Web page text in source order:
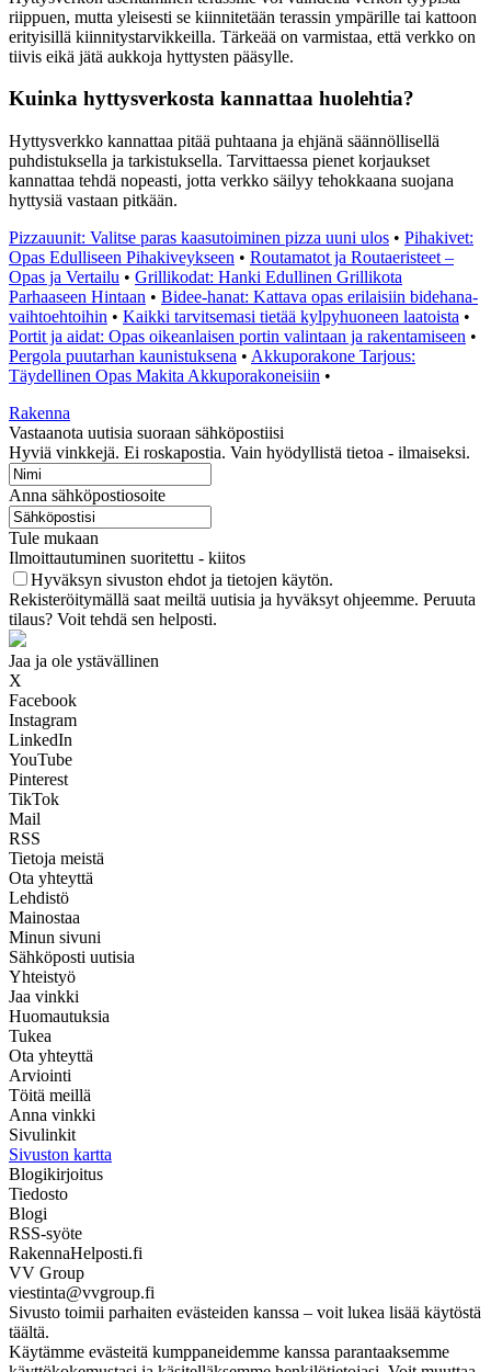
riippuen, mutta yleisesti se kiinnitetään terassin ympärille tai kattoon
erityisillä kiinnitystarvikkeilla. Tärkeää on varmistaa, että verkko on
tiivis eikä jätä aukkoja hyttysten pääsylle.
Kuinka hyttysverkosta kannattaa huolehtia?
Hyttysverkko kannattaa pitää puhtaana ja ehjänä säännöllisellä
puhdistuksella ja tarkistuksella. Tarvittaessa pienet korjaukset
kannattaa tehdä nopeasti, jotta verkko säilyy tehokkaana suojana
hyttysiä vastaan pitkään.
Pizzauunit: Valitse paras kaasutoiminen pizza uuni ulos • Pihakivet:
Opas Edulliseen Pihakiveykseen • Routamatot ja Routaeristeet –
Opas ja Vertailu • Grillikodat: Hanki Edullinen Grillikota
Parhaaseen Hintaan • Bidee-hanat: Kattava opas erilaisiin bidehana-
vaihtoehtoihin • Kaikki tarvitsemasi tietää kylpyhuoneen laatoista •
Portit ja aidat: Opas oikeanlaisen portin valintaan ja rakentamiseen •
Pergola puutarhan kaunistuksena • Akkuporakone Tarjous:
Täydellinen Opas Makita Akkuporakoneisiin •
Rakenna
Vastaanota uutisia suoraan sähköpostiisi
Hyviä vinkkejä. Ei roskapostia. Vain hyödyllistä tietoa - ilmaiseksi.
Anna sähköpostiosoite
Tule mukaan
Ilmoittautuminen suoritettu - kiitos
Hyväksyn sivuston ehdot ja tietojen käytön.
Rekisteröitymällä saat meiltä uutisia ja hyväksyt ohjeemme. Peruuta
tilaus? Voit tehdä sen helposti.
Jaa ja ole ystävällinen
X
Facebook
Instagram
LinkedIn
YouTube
Pinterest
TikTok
Mail
RSS
Tietoja meistä
Ota yhteyttä
Lehdistö
Mainostaa
Minun sivuni
Sähköposti uutisia
Yhteistyö
Jaa vinkki
Huomautuksia
Tukea
Ota yhteyttä
Arviointi
Töitä meillä
Anna vinkki
Sivulinkit
Sivuston kartta
Blogikirjoitus
Tiedosto
Blogi
RSS-syöte
RakennaHelposti.fi
VV Group
viestinta@vvgroup.fi
Sivusto toimii parhaiten evästeiden kanssa – voit lukea lisää käytöstä
täältä.
Käytämme evästeitä kumppaneidemme kanssa parantaaksemme